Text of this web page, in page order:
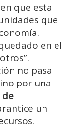
que esta
que
en el
no pasa
por una
de
un